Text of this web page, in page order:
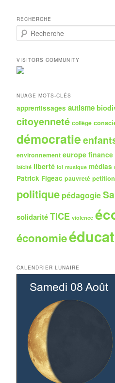
RECHERCHE
e
h
e
r
h
VISITORS COMMUNITY
NUAGE MOTS-CLÉS
apprentissages autisme
citoyenneté collège
démocratie
environnement europe finance
laïcité liberté loi musique médias
Patrick Figeac pauvreté petition
politique pédagogie
solidaritéTICE violence
économie
CALENDRIER LUNAIRE